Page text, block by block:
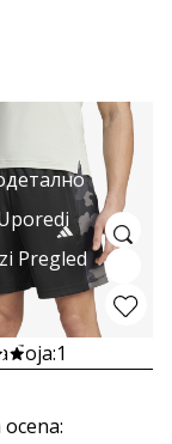
Pregled
боја:1
ocena: